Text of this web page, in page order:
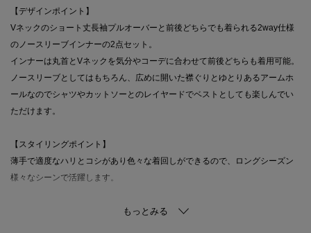
【デザインポイント】
Vネックのショート丈長袖プルオーバーと前後どちらでも着られる2way仕様
のノースリーブインナーの2点セット。
インナーは丸首とVネックを気分やコーデに合わせて前後どちらも着用可能。
ノースリーブとしてはもちろん、広めに開いた襟ぐりとゆとりあるアームホ
ールなのでシャツやカットソーとのレイヤードでベストとしても楽しんでい
ただけます。
【スタイリングポイント】
薄手で適度なハリとコシがあり色々な着回しができるので、ロングシーズン
様々なシーンで活躍します。